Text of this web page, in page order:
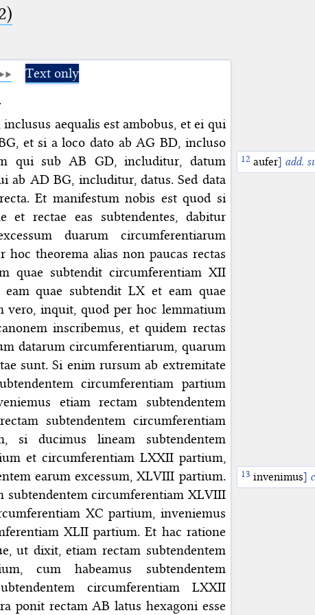
Text only
aequalis est ambobus, et ei qui
et si a loco dato ab AG BD, incluso
aufer] add.
qui sub AB GD, includitur, datum
ab AD BG, includitur, datus. Sed data
Et manifestum nobis est quod si
et rectae eas subtendentes, dabitur
duarum circumferentiarum
hoc theorema alias non paucas rectas
quae subtendit circumferentiam XII
quae subtendit LX et eam quae
vero, inquit, quod per hoc lemmatium
inscribemus, et quidem rectas
datarum circumferentiarum, quarum
sunt. Si enim rursum ab extremitate
circumferentiam partium
etiam rectam subtendentem
subtendentem circumferentiam
si ducimus lineam subtendentem
et circumferentiam LXXII partium,
invenimus]
earum excessum, XLVIII partium.
subtendentem circumferentiam XLVIII
XC partium, inveniemus
XLII partium. Et hac ratione
ut dixit, etiam rectam subtendentem
cum habeamus subtendentem
circumferentiam LXXII
ponit rectam AB latus hexagoni esse